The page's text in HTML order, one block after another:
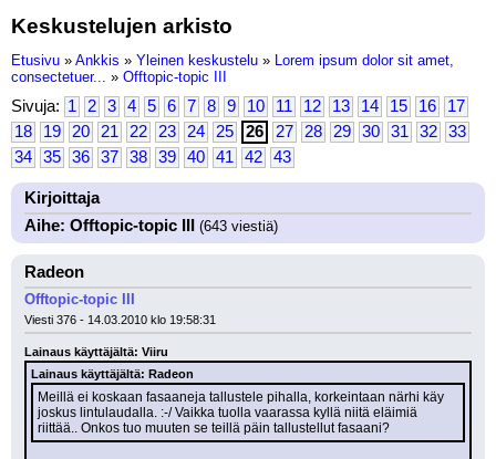
Keskustelujen arkisto
Etusivu » Ankkis » Yleinen keskustelu » Lorem ipsum dolor sit amet,
consectetuer... » Offtopic-topic III
Sivuja: 1 2 3 4 5 6 7 8 9 10 11 12 13 14 15 16
17
18
19 20 21 22 23 24 25 26 27 28 29 30 31 32
33
34
35 36 37 38 39 40 41 42 43
Kirjoittaja
Aihe: Offtopic-topic III
(643 viestiä)
Radeon
Offtopic-topic III
Viesti 376 - 14.03.2010 klo 19:58:31
Lainaus käyttäjältä: Viiru
Lainaus käyttäjältä: Radeon
Meillä ei koskaan fasaaneja tallustele pihalla, korkeintaan närhi käy
joskus lintulaudalla. :-/ Vaikka tuolla vaarassa kyllä niitä eläimiä
riittää.. Onkos tuo muuten se teillä päin tallustellut fasaani?